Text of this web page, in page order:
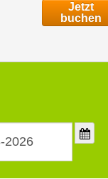
Jetzt
buchen